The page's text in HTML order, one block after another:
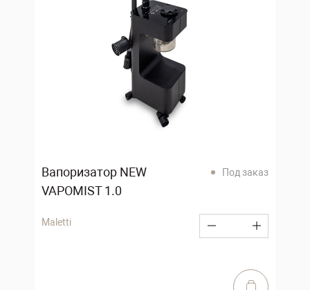
Вапоризатор NEW
VAPOMIST 1.0
Под заказ
Maletti